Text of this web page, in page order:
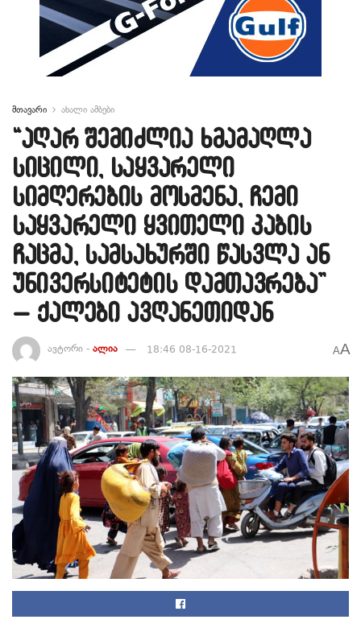
მთავარი ახალი ამბები
“აღარ შემიძლია ხმამაღლა
სიცილი, საყვარელი
სიმღერების მოსმენა, ჩემი
საყვარელი ყვითელი კაბის
ჩაცმა, სამსახურში წასვლა ან
უნივერსიტეტის დამთავრება”
– ქალები ავღანეთიდან
ავტორი - ალია 18:46 08-16-2021 AA